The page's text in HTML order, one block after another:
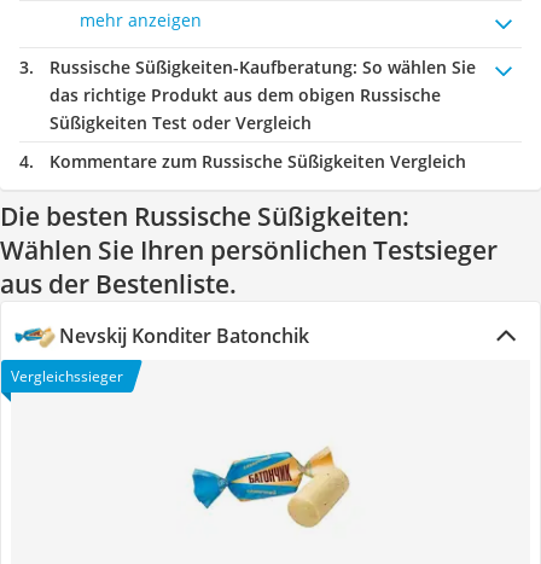
mehr anzeigen
Russische Süßigkeiten-Kaufberatung: So wählen Sie
das richtige Produkt aus dem obigen Russische
Süßigkeiten Test oder Vergleich
Kommentare zum Russische Süßigkeiten Vergleich
Die besten Russische Süßigkeiten:
Wählen Sie Ihren persönlichen Testsieger
aus der Bestenliste.
Nevskij Konditer Batonchik
Vergleichssieger